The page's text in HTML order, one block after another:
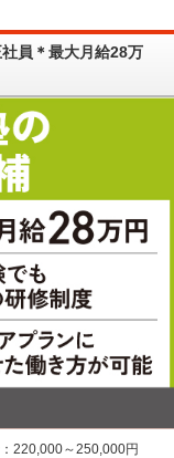
員＊最大月給28万
220,000～250,000円